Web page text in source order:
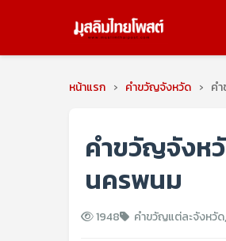
หน้าแรก › คำขวัญจังหวัด › ค
คำขวัญจังห
นครพนม
1948 คำขวัญแต่ละจังหวัด,